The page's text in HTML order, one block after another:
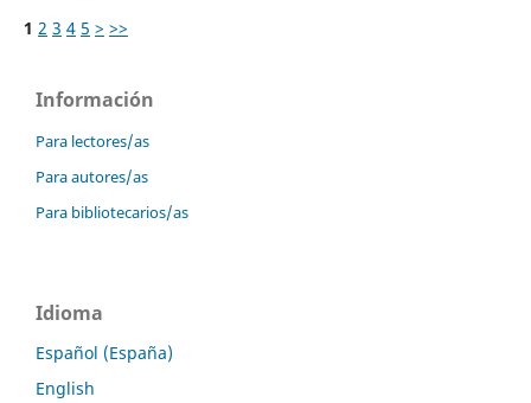
1 2 3 4 5 > >>
Información
Para lectores/as
Para autores/as
Para bibliotecarios/as
Idioma
Español (España)
English